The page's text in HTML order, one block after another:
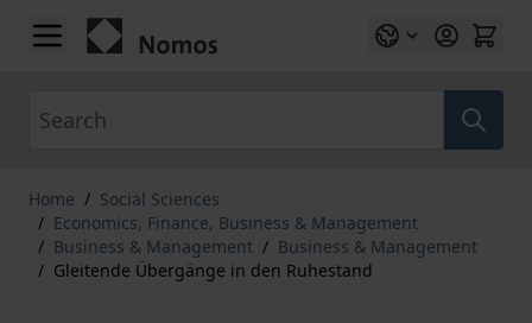
Skip to Content
Home / Social Sciences
/ Economics, Finance, Business & Management
/ Business & Management / Business & Management
/ Gleitende Übergänge in den Ruhestand